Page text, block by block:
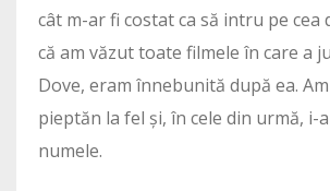
cât m-ar fi costat ca să intru pe cea
că am văzut toate filmele în care a
Dove, eram înnebunită după ea.
pieptăn la fel și, în cele din urmă,
numele.